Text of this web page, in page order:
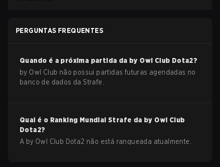
PERGUNTAS FREQUENTES
Quando é a próxima partida da by Owl Club Dota2?
by Owl Club não possui partidas futuras agendadas no
banco de dados da Strafe.
Qual é o Ranking Mundial Strafe da by Owl Club
Dota2?
A by Owl Club Dota2 não está ranqueada atualmente.